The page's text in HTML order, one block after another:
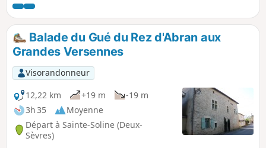
des Chiens.
Balade du Gué du Rez d'Abran aux
Grandes Versennes
Visorandonneur
12,22 km
+19 m
-19 m
3h 35
Moyenne
Départ à Sainte-Soline (Deux-
Sèvres)